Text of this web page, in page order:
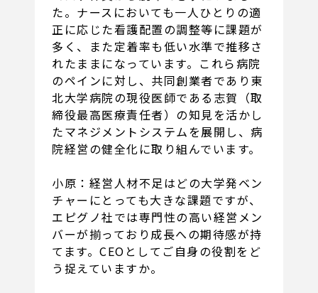
た。ナースにおいても一人ひとりの適
正に応じた看護配置の調整等に課題が
多く、また定着率も低い水準で推移さ
れたままになっています。これら病院
のペインに対し、共同創業者であり東
北大学病院の現役医師である志賀（取
締役最高医療責任者）の知見を活かし
たマネジメントシステムを展開し、病
院経営の健全化に取り組んでいます。
小原：経営人材不足はどの大学発ベン
チャーにとっても大きな課題ですが、
エピグノ社では専門性の高い経営メン
バーが揃っており成長への期待感が持
てます。CEOとしてご自身の役割をど
う捉えていますか。